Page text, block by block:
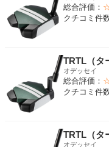
総合評価：
クチコミ件
TRTL（タ
オデッセイ
総合評価：
クチコミ件
TRTL（タ
オデッセイ